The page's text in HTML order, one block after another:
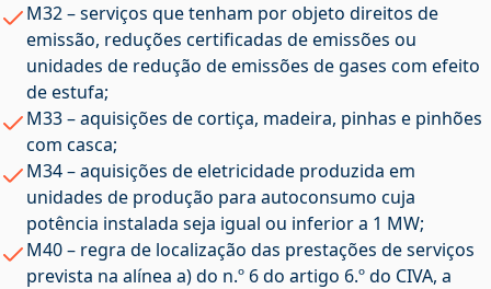
M32 – serviços que tenham por objeto direitos de
emissão, reduções certificadas de emissões ou
unidades de redução de emissões de gases com efeito
de estufa;
M33 – aquisições de cortiça, madeira, pinhas e pinhões
com casca;
M34 – aquisições de eletricidade produzida em
unidades de produção para autoconsumo cuja
potência instalada seja igual ou inferior a 1 MW;
M40 – regra de localização das prestações de serviços
prevista na alínea a) do n.º 6 do artigo 6.º do CIVA, a